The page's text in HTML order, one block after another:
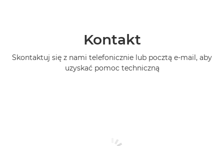
Kontakt
Skontaktuj się z nami telefonicznie lub pocztą e-mail, aby
uzyskać pomoc techniczną